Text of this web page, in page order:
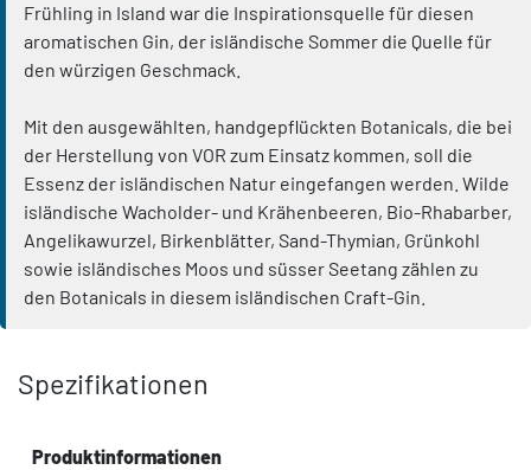
Frühling in Island war die Inspirationsquelle für diesen
aromatischen Gin, der isländische Sommer die Quelle für
den würzigen Geschmack.
Mit den ausgewählten, handgepflückten Botanicals, die bei
der Herstellung von VOR zum Einsatz kommen, soll die
Essenz der isländischen Natur eingefangen werden. Wilde
isländische Wacholder- und Krähenbeeren, Bio-Rhabarber,
Angelikawurzel, Birkenblätter, Sand-Thymian, Grünkohl
sowie isländisches Moos und süsser Seetang zählen zu
den Botanicals in diesem isländischen Craft-Gin.
Spezifikationen
Produktinformationen